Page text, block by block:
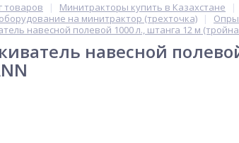
товаров Минитракторы купить в Казахстане
на минитрактор (трехточка)
навесной полевой 1000 л., штанга 12 м
навесной